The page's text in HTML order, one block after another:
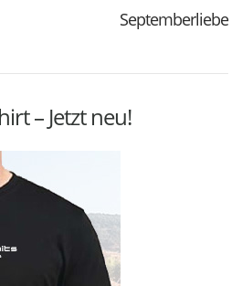
Septemberliebe
– Jetzt neu!